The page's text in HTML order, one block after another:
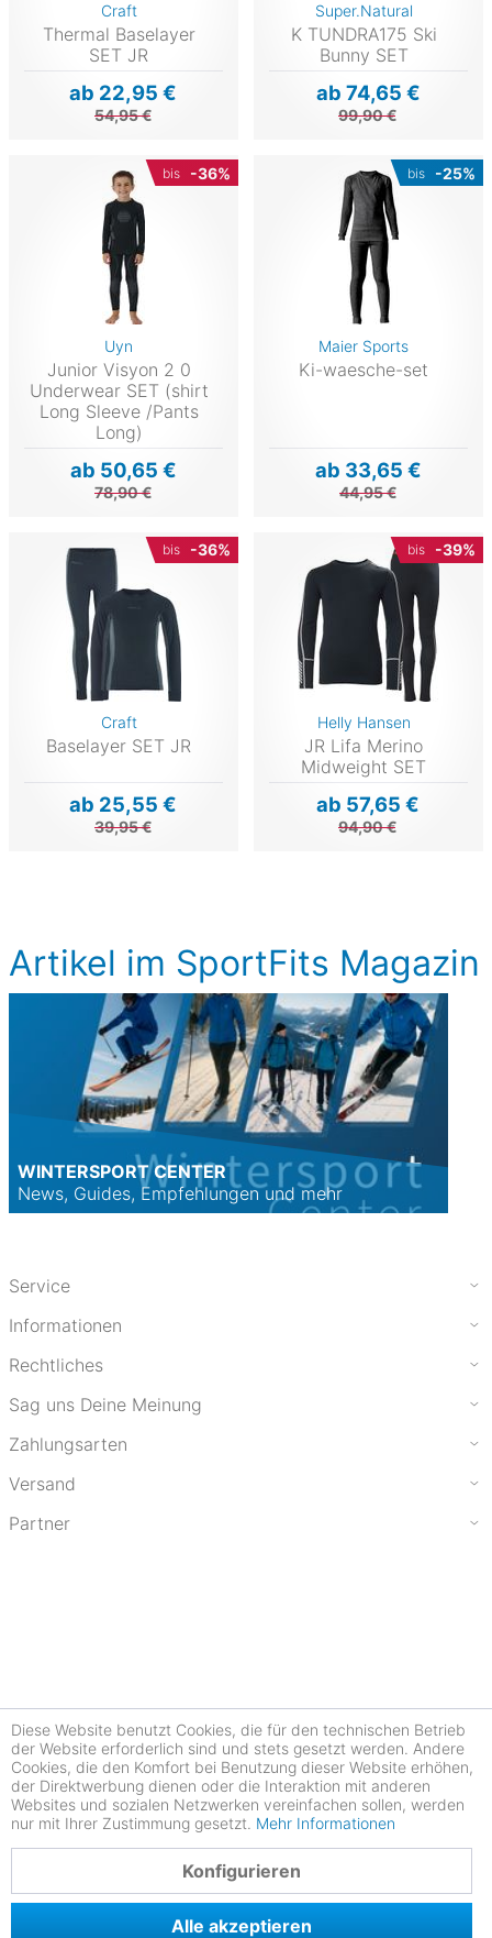
Craft
Thermal Baselayer
SET JR
ab 22,95 €
54,95 €
Super.Natural
K TUNDRA175 Ski
Bunny SET
ab 74,65 €
99,90 €
bis -36%
Uyn
Junior Visyon 2 0
Underwear SET (shirt
Long Sleeve /Pants
Long)
ab 50,65 €
78,90 €
bis -25%
Maier Sports
Ki-waesche-set
ab 33,65 €
44,95 €
bis -36%
Craft
Baselayer SET JR
ab 25,55 €
39,95 €
bis -39%
Helly Hansen
JR Lifa Merino
Midweight SET
ab 57,65 €
94,90 €
Artikel im SportFits Magazin
WINTERSPORT CENTER
News, Guides, Empfehlungen und mehr
Service
Informationen
Rechtliches
Sag uns Deine Meinung
Zahlungsarten
Versand
Partner
Diese Website benutzt Cookies, die für den technischen Betrieb
der Website erforderlich sind und stets gesetzt werden. Andere
Cookies, die den Komfort bei Benutzung dieser Website erhöhen,
der Direktwerbung dienen oder die Interaktion mit anderen
Websites und sozialen Netzwerken vereinfachen sollen, werden
nur mit Ihrer Zustimmung gesetzt. Mehr Informationen
Konfigurieren
Alle akzeptieren